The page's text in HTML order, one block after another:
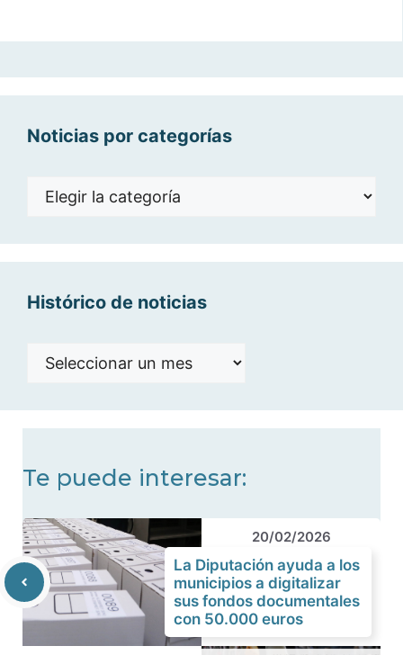
Noticias por categorías
Noticias
Histórico de noticias
Histórico
Te puede interesar:
20/02/2026
La Diputación ayuda a los
municipios a digitalizar
sus fondos documentales
con 50.000 euros